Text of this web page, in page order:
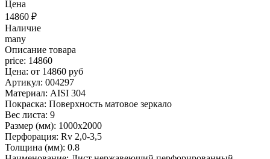
Цена
14860 ₽
Наличие
many
Описание товара
price: 14860
Цена: от 14860 руб
Артикул: 004297
Материал: AISI 304
Покраска: Поверхность матовое зеркало
Вес листа: 9
Размер (мм): 1000x2000
Перфорация: Rv 2,0-3,5
Толщина (мм): 0.8